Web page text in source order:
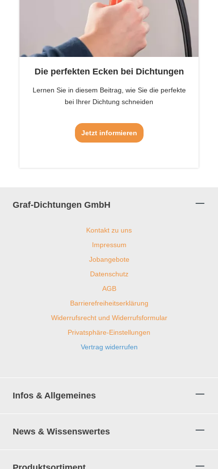
Die perfekten Ecken bei Dichtungen
Lernen Sie in diesem Beitrag, wie Sie die perfekte
bei Ihrer Dichtung schneiden
Jetzt informieren
Graf-Dichtungen GmbH
Kontakt zu uns
Impressum
Jobangebote
Datenschutz
AGB
Barrierefreiheitserklärung
Widerrufsrecht und Widerrufsformular
Privatsphäre-Einstellungen
Vertrag widerrufen
Infos & Allgemeines
News & Wissenswertes